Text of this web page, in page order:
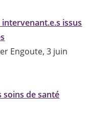
issus
Engoute, 3 juin
de santé